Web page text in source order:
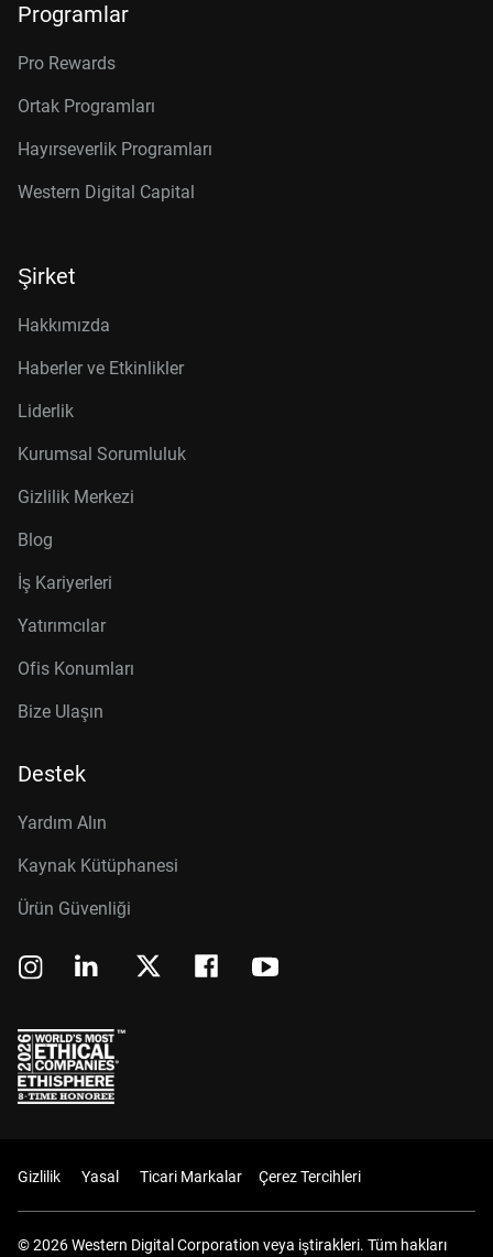
Programlar
Pro Rewards
Ortak Programları
Hayırseverlik Programları
Western Digital Capital
Şirket
Hakkımızda
Haberler ve Etkinlikler
Liderlik
Kurumsal Sorumluluk
Gizlilik Merkezi
Blog
İş Kariyerleri
Yatırımcılar
Ofis Konumları
Bize Ulaşın
Destek
Yardım Alın
Kaynak Kütüphanesi
Ürün Güvenliği
Gizlilik Yasal Ticari Markalar Çerez Tercihleri
© 2026 Western Digital Corporation veya iştirakleri. Tüm hakları